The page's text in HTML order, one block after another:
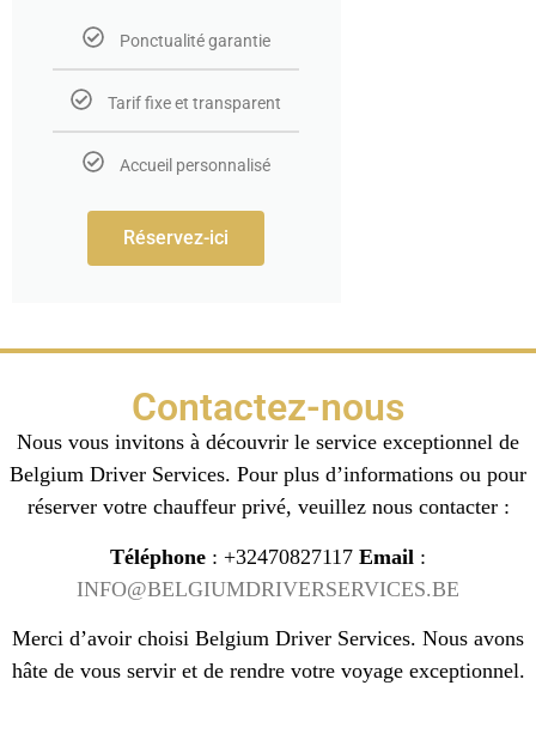
Ponctualité garantie
Tarif fixe et transparent
Accueil personnalisé
Réservez-ici
Contactez-nous
Nous vous invitons à découvrir le service exceptionnel de
Belgium Driver Services. Pour plus d’informations ou pour
réserver votre chauffeur privé, veuillez nous contacter :
Téléphone : +32470827117 Email :
INFO@BELGIUMDRIVERSERVICES.BE
Merci d’avoir choisi Belgium Driver Services. Nous avons
hâte de vous servir et de rendre votre voyage exceptionnel.